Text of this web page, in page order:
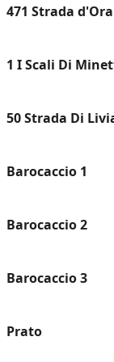
471 Strada d'Ora
1 I Scali Di
50 Strada Di
Barocaccio 1
Barocaccio 2
Barocaccio 3
Prato